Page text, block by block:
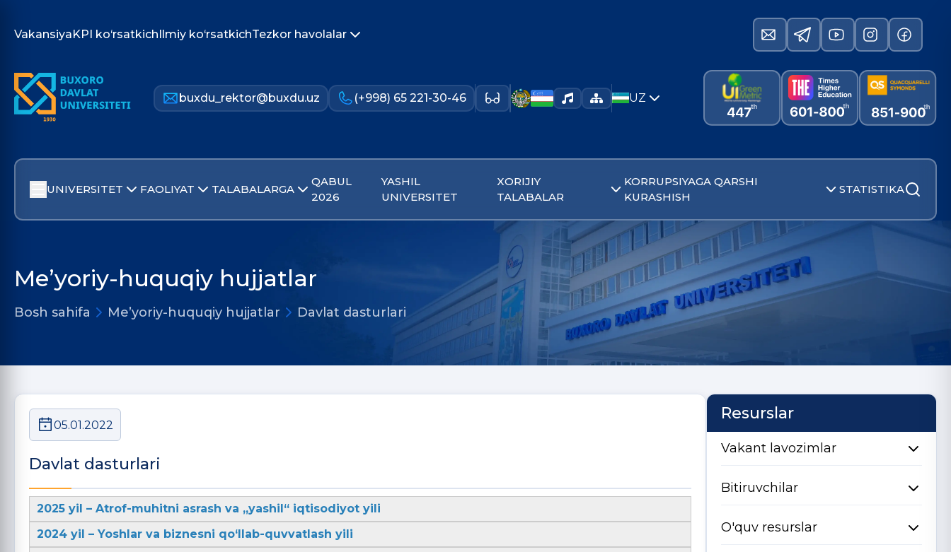
VakansiyaKPI ko‘rsatkichIlmiy ko‘rsatkichTezkor havolalar
buxdu_rektor@buxdu.uz (+998) 65 221-30-46 UZ
UNIVERSITET FAOLIYAT TALABALARGA
QABUL
2026
YASHIL
UNIVERSITET
XORIJIY
TALABALAR
KORRUPSIYAGA QARSHI
KURASHISH
STATISTIKA
Me’yoriy-huquqiy hujjatlar
Bosh sahifa Me’yoriy-huquqiy hujjatlar Davlat dasturlari
05.01.2022
Davlat dasturlari
2025 yil – Atrof-muhitni asrash va „yashil“ iqtisodiyot yili
2024 yil – Yoshlar va biznesni qo‘llab-quvvatlash yili
Resurslar
Vakant lavozimlar
Bitiruvchilar
O'quv resurslar